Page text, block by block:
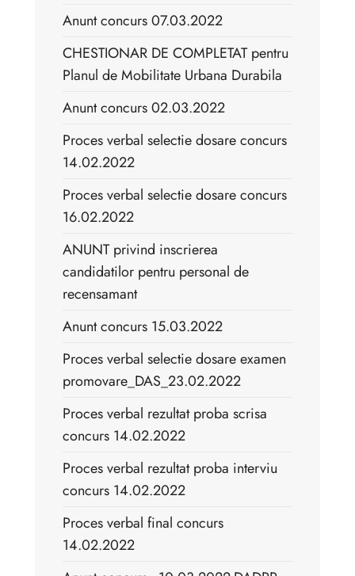
Anunt concurs 07.03.2022
CHESTIONAR DE COMPLETAT pentru
Planul de Mobilitate Urbana Durabila
Anunt concurs 02.03.2022
Proces verbal selectie dosare concurs
14.02.2022
Proces verbal selectie dosare concurs
16.02.2022
ANUNT privind inscrierea
candidatilor pentru personal de
recensamant
Anunt concurs 15.03.2022
Proces verbal selectie dosare examen
promovare_DAS_23.02.2022
Proces verbal rezultat proba scrisa
concurs 14.02.2022
Proces verbal rezultat proba interviu
concurs 14.02.2022
Proces verbal final concurs
14.02.2022